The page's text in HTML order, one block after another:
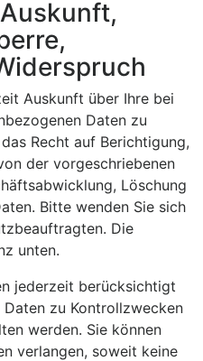
Auskunft über Ihre bei
Daten zu
Recht auf Berichtigung,
der vorgeschriebenen
Löschung
Bitte wenden Sie sich
Die
unten.
jederzeit berücksichtigt
zu Kontrollzwecken
werden. Sie können
verlangen, soweit keine